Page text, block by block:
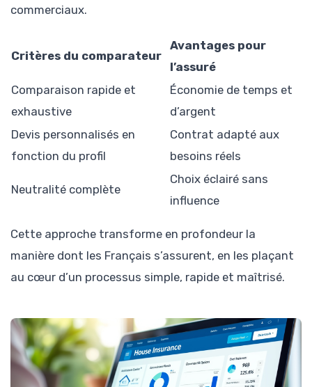
commerciaux.
Critères du comparateur
Avantages pour
l’assuré
Comparaison rapide et
exhaustive
Économie de temps et
d’argent
Devis personnalisés en
fonction du profil
Contrat adapté aux
besoins réels
Neutralité complète
Choix éclairé sans
influence
Cette approche transforme en profondeur la
manière dont les Français s’assurent, en les plaçant
au cœur d’un processus simple, rapide et maîtrisé.